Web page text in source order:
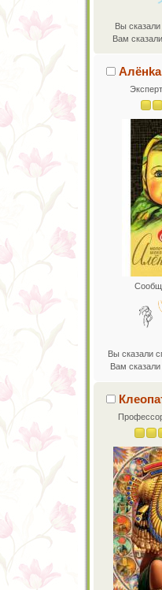
Вы
Вам
Алёнkа
Вы сказали
Вам